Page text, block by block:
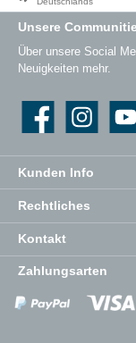
Kunden Info
Rechtliches
Kontakt
Unsere
Über unsere Social
Neuigkeiten mehr.
Instagram
Zahlungsarten